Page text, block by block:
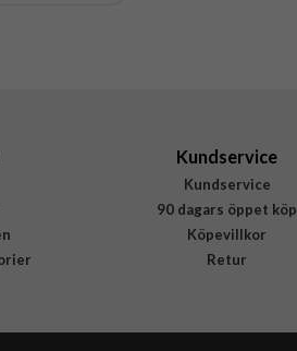
Kundservice
Kundservice
90 dagars öppet köp
Köpevillkor
Retur